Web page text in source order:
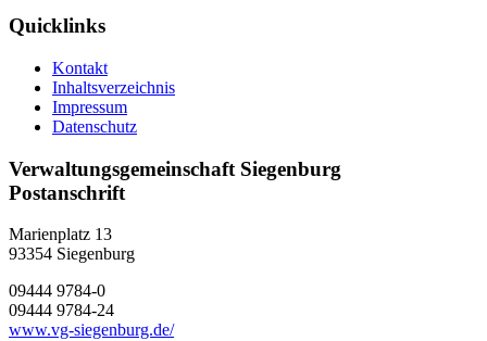
Quicklinks
Kontakt
Inhaltsverzeichnis
Impressum
Datenschutz
Verwaltungsgemeinschaft Siegenburg
Postanschrift
Marienplatz 13
93354 Siegenburg
09444 9784-0
09444 9784-24
www.vg-siegenburg.de/